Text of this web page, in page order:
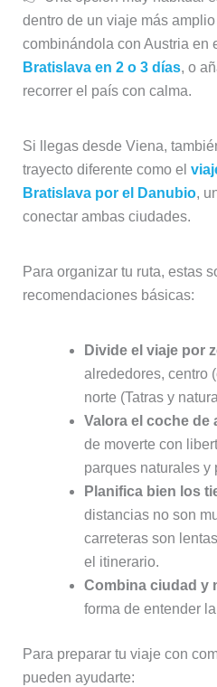
dentro de un viaje más
combinándola con Austria en
Bratislava en 2 o 3 días, o
recorrer el país con calma.
Si llegas desde Viena,
trayecto diferente como el
Bratislava por el Danubio,
conectar ambas ciudades.
Para organizar tu ruta, estas
recomendaciones básicas:
Divide el viaje por
alrededores, centro
norte (Tatras y
Valora el coche de
de moverte con
parques naturales y
Planifica bien los
distancias no son
carreteras son
el itinerario.
Combina ciudad y
forma de entender
Para preparar tu viaje con
pueden ayudarte: